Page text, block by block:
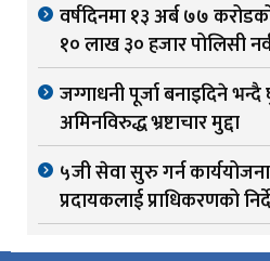
वर्षदिनमा १३ अर्ब ७७
१० लाख ३० हजार पोलिसी
जग्गाधनी पूर्जा बनाइदिने
अमिनविरुद्ध भ्रष्टाचार मुद्दा
५जी सेवा सुरु गर्न
प्रदायकलाई प्राधिकरणको